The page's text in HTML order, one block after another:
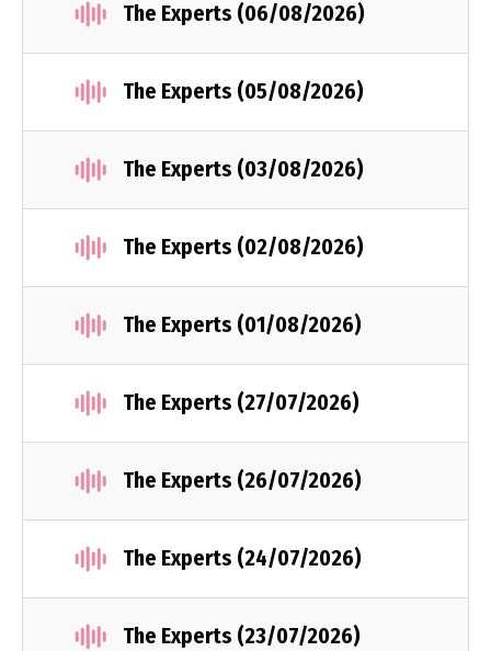
The Experts (06/08/2026)
The Experts (05/08/2026)
The Experts (03/08/2026)
The Experts (02/08/2026)
The Experts (01/08/2026)
The Experts (27/07/2026)
The Experts (26/07/2026)
The Experts (24/07/2026)
The Experts (23/07/2026)